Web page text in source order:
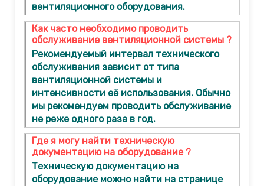
вентиляционного оборудования.
Как часто необходимо проводить
обслуживание вентиляционной системы ?
Рекомендуемый интервал технического
обслуживания зависит от типа
вентиляционной системы и
интенсивности её использования. Обычно
мы рекомендуем проводить обслуживание
не реже одного раза в год.
Где я могу найти техническую
документацию на оборудование ?
Техническую документацию на
оборудование можно найти на странице